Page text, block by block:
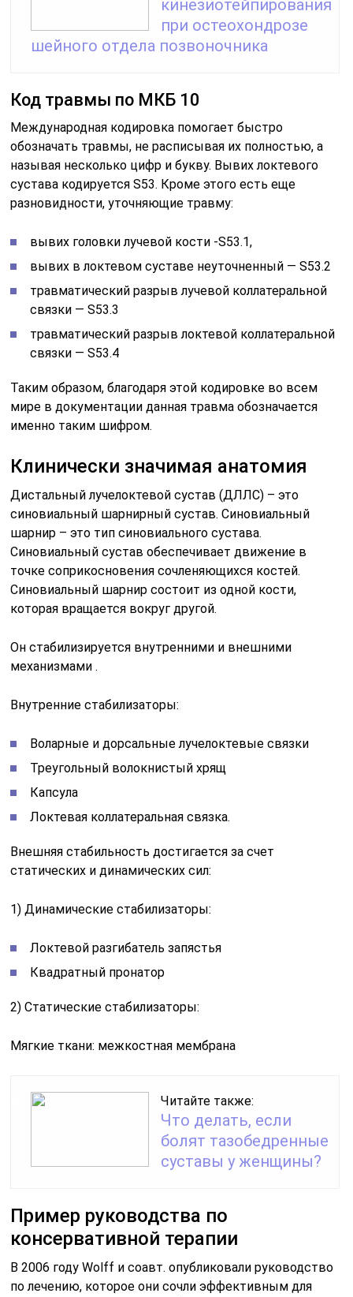
кинезиотейпирования
при остеохондрозе
шейного отдела позвоночника
Код травмы по МКБ 10
Международная кодировка помогает быстро
обозначать травмы, не расписывая их полностью, а
называя несколько цифр и букву. Вывих локтевого
сустава кодируется S53. Кроме этого есть еще
разновидности, уточняющие травму:
вывих головки лучевой кости -S53.1,
вывих в локтевом суставе неуточненный — S53.2
травматический разрыв лучевой коллатеральной
связки — S53.3
травматический разрыв локтевой коллатеральной
связки — S53.4
Таким образом, благодаря этой кодировке во всем
мире в документации данная травма обозначается
именно таким шифром.
Клинически значимая анатомия
Дистальный лучелоктевой сустав (ДЛЛС) – это
синовиальный шарнирный сустав. Синовиальный
шарнир – это тип синовиального сустава.
Синовиальный сустав обеспечивает движение в
точке соприкосновения сочленяющихся костей.
Синовиальный шарнир состоит из одной кости,
которая вращается вокруг другой.
Он стабилизируется внутренними и внешними
механизмами .
Внутренние стабилизаторы:
Воларные и дорсальные лучелоктевые связки
Треугольный волокнистый хрящ
Капсула
Локтевая коллатеральная связка.
Внешняя стабильность достигается за счет
статических и динамических сил:
1) Динамические стабилизаторы:
Локтевой разгибатель запястья
Квадратный пронатор
2) Статические стабилизаторы:
Мягкие ткани: межкостная мембрана
Читайте также:
Что делать, если
болят тазобедренные
суставы у женщины?
Пример руководства по
консервативной терапии
В 2006 году Wolff и соавт. опубликовали руководство
по лечению, которое они сочли эффективным для